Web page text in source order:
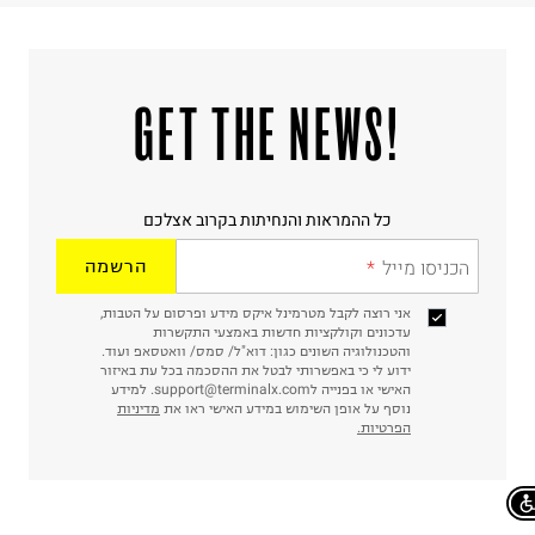
!GET THE NEWS
כל ההמראות והנחיתות בקרוב אצלכם
הכניסו מייל הרשמה
אני רוצה לקבל מטרמינל איקס מידע ופרסום על הטבות,
עדכונים וקולקציות חדשות באמצעי התקשרות
והטכנולוגיה השונים כגון: דוא"ל/ סמס/ וואטסאפ ועוד.
ידוע לי כי באפשרותי לבטל את ההסכמה בכל עת באיזור
האישי או בפנייה לsupport@terminalx.com. למידע
נוסף על אופן השימוש במידע האישי ראו את מדיניות
הפרטיות.